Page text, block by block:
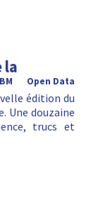
la
Open Data
édition du
Une douzaine
trucs et